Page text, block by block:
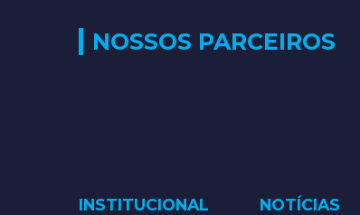
NOSSOS PARCEIROS
INSTITUCIONAL NOTÍCIAS